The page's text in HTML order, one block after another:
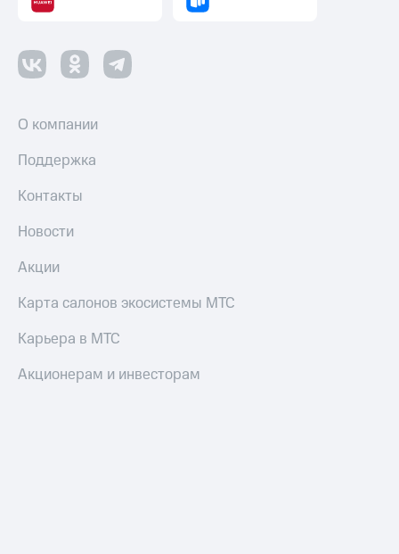
О компании
Поддержка
Контакты
Новости
Акции
Карта салонов экосистемы МТС
Карьера в МТС
Акционерам и инвесторам